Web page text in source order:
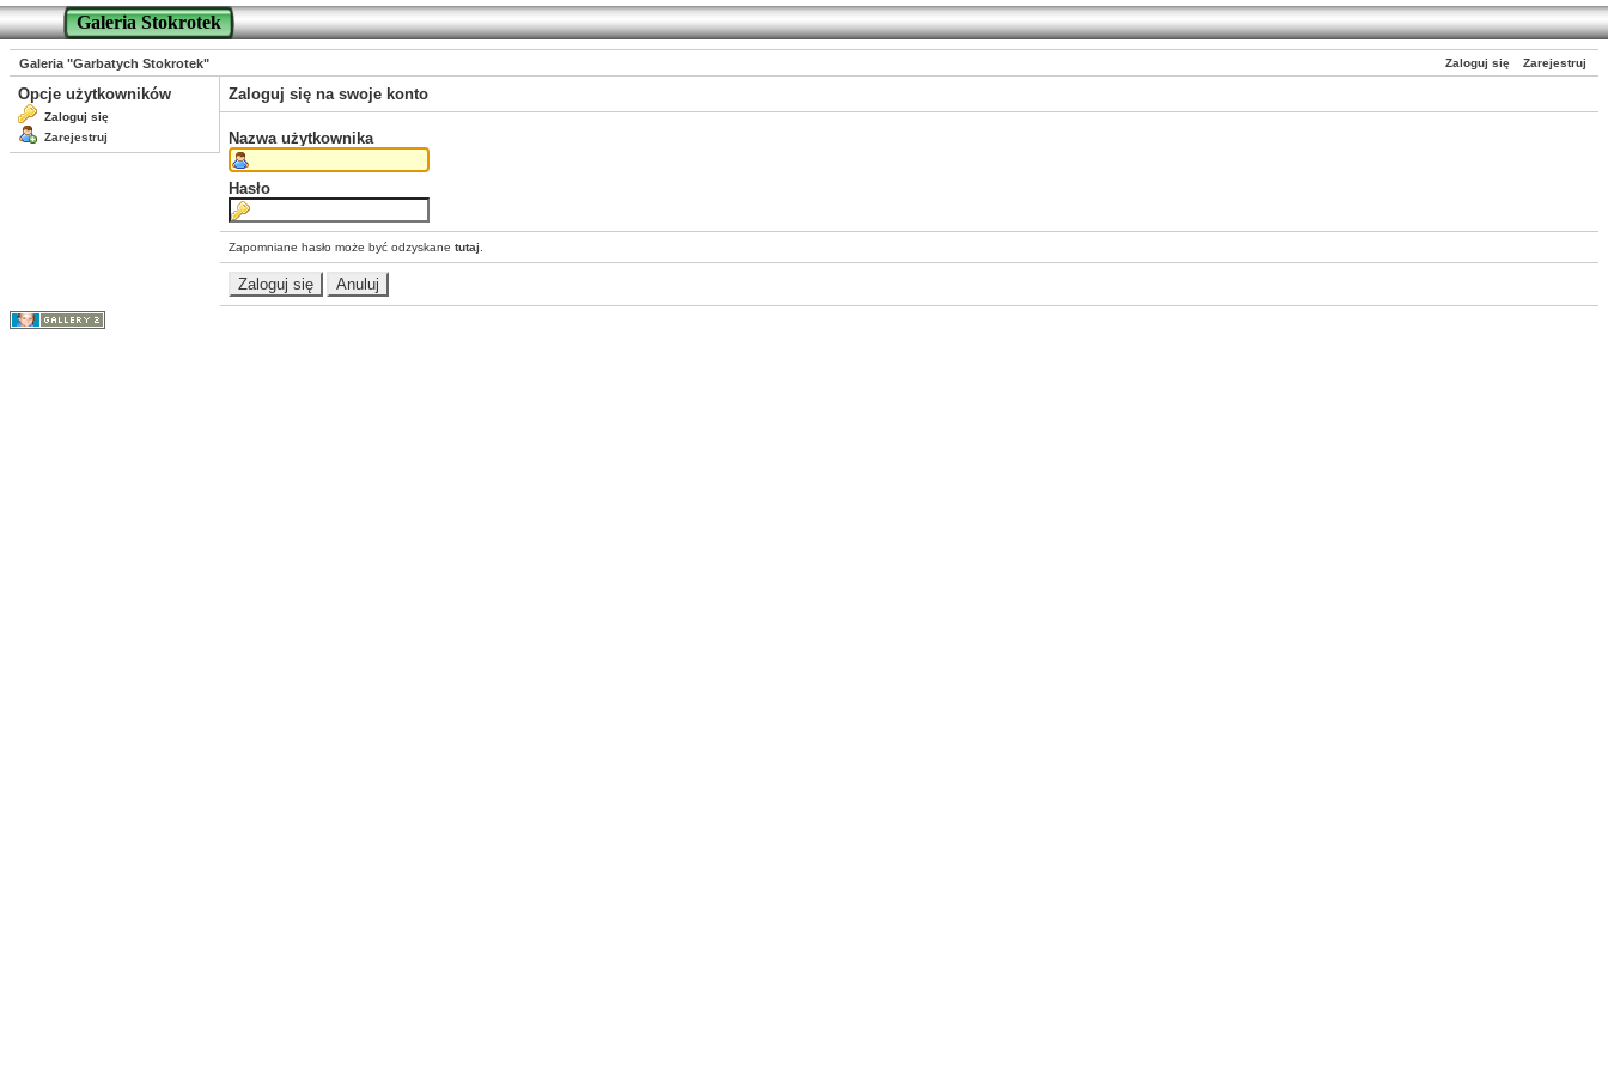
Galeria Stokrotek
Zaloguj się Zarejestruj
Galeria "Garbatych Stokrotek"
Opcje użytkowników
Zaloguj się
Zarejestruj
Zaloguj się na swoje konto
Nazwa użytkownika
Hasło
Zapomniane hasło może być odzyskane tutaj